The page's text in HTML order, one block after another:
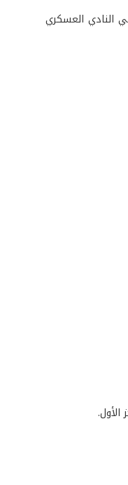
النادي العسكري
الأول.